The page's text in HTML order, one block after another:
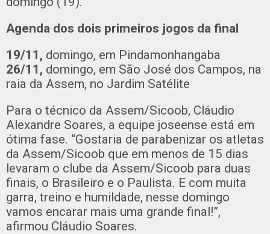
Agenda dos dois primeiros jogos da final
19/11, domingo, em Pindamonhangaba
26/11, domingo, em São José dos Campos, na
raia da Assem, no Jardim Satélite
Para o técnico da Assem/Sicoob, Cláudio
Alexandre Soares, a equipe joseense está em
ótima fase. “Gostaria de parabenizar os atletas
da Assem/Sicoob que em menos de 15 dias
levaram o clube da Assem/Sicoob para duas
finais, o Brasileiro e o Paulista. E com muita
garra, treino e humildade, nesse domingo
vamos encarar mais uma grande final!”,
afirmou Cláudio Soares.